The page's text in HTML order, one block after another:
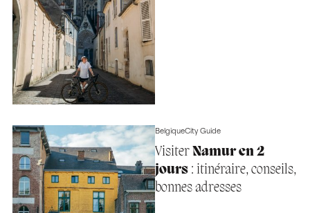
BelgiqueCity Guide
VisiterNamur en 2
jours: itinéraire, conseils,
bonnes adresses